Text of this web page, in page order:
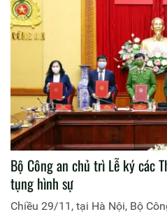
Bộ Công an chủ trì Lễ ký các
tụng hình sự
Chiều 29/11, tại Hà Nội, Bộ